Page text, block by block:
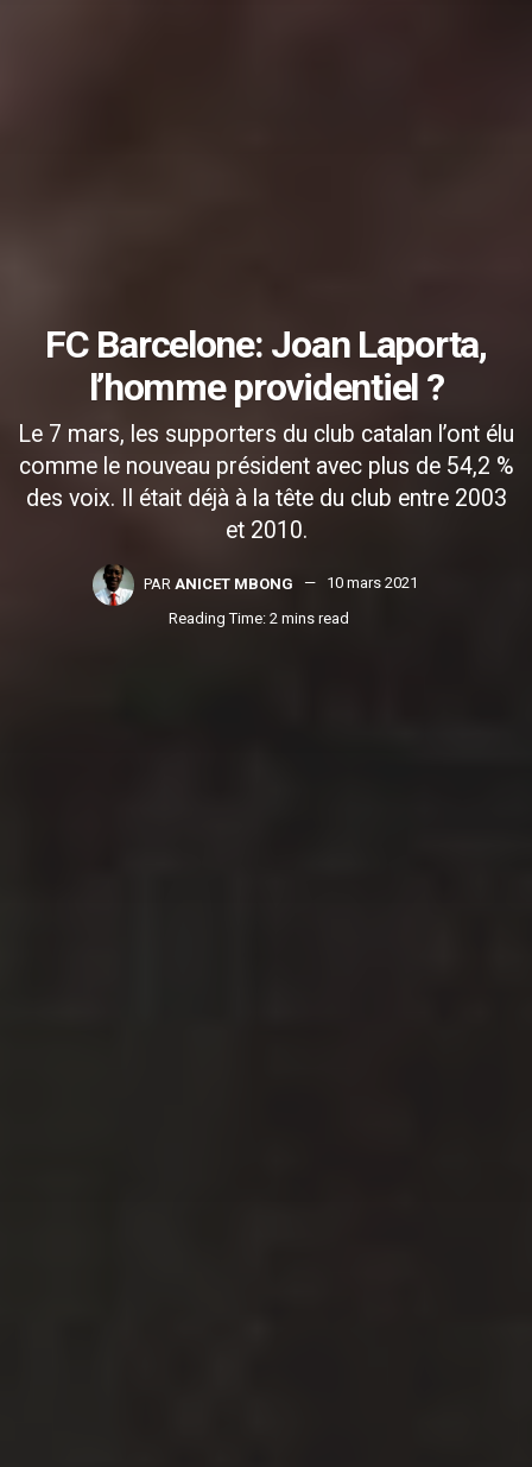
FC Barcelone: Joan Laporta,
l’homme providentiel ?
Le 7 mars, les supporters du club catalan l’ont élu
comme le nouveau président avec plus de 54,2 %
des voix. Il était déjà à la tête du club entre 2003
et 2010.
PAR ANICET MBONG
10 mars 2021
Reading Time: 2 mins read